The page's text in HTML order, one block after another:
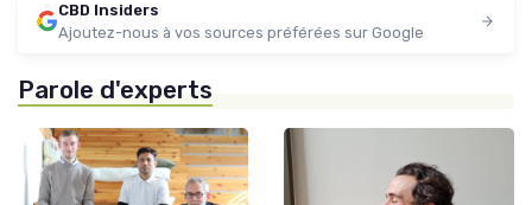
CBD Insiders
Ajoutez-nous à vos sources préférées sur Google
Parole d'experts